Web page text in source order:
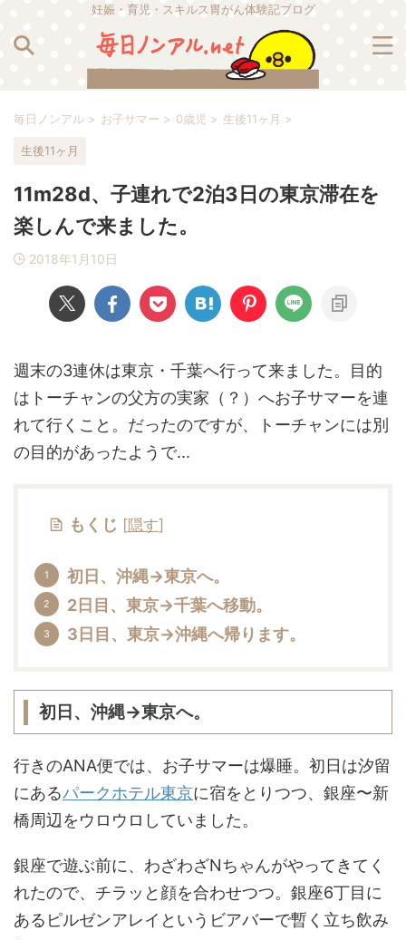
妊娠・育児・スキルス胃がん体験記ブログ
毎日ノンアル > お子サマー > 0歳児 > 生後11ヶ月 >
生後11ヶ月
11m28d、子連れで2泊3日の東京滞在を
楽しんで来ました。
2018年1月10日
週末の3連休は東京・千葉へ行って来ました。目的
はトーチャンの父方の実家（？）へお子サマーを連
れて行くこと。だったのですが、トーチャンには別
の目的があったようで...
もくじ [隠す]
初日、沖縄→東京へ。
2日目、東京→千葉へ移動。
3日目、東京→沖縄へ帰ります。
初日、沖縄→東京へ。
行きのANA便では、お子サマーは爆睡。初日は汐留
にあるパークホテル東京に宿をとりつつ、銀座〜新
橋周辺をウロウロしていました。
銀座で遊ぶ前に、わざわざNちゃんがやってきてく
れたので、チラッと顔を合わせつつ。銀座6丁目に
あるピルゼンアレイというビアバーで暫く立ち飲み